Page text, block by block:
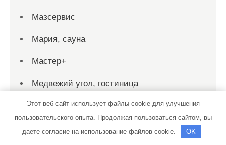
Мазсервис
Мария, сауна
Мастер+
Медвежий угол, гостиница
Металлург Магнитогорск, спортивный
клуб
Этот веб-сайт использует файлы cookie для улучшения
пользовательского опыта. Продолжая пользоваться сайтом, вы
даете согласие на использование файлов cookie.
OK